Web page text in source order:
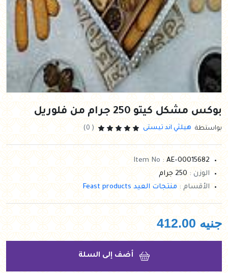
بوكس مشكل كيتو 250 جرام من فلوريل
بواستطة هيلثي اند تيستى ( 0)
Item No :AE-00015682
الوزن :250 جرام
الأقسام : منتجات العيد Feast products
جنيه 412.00
أضف إلى السلة